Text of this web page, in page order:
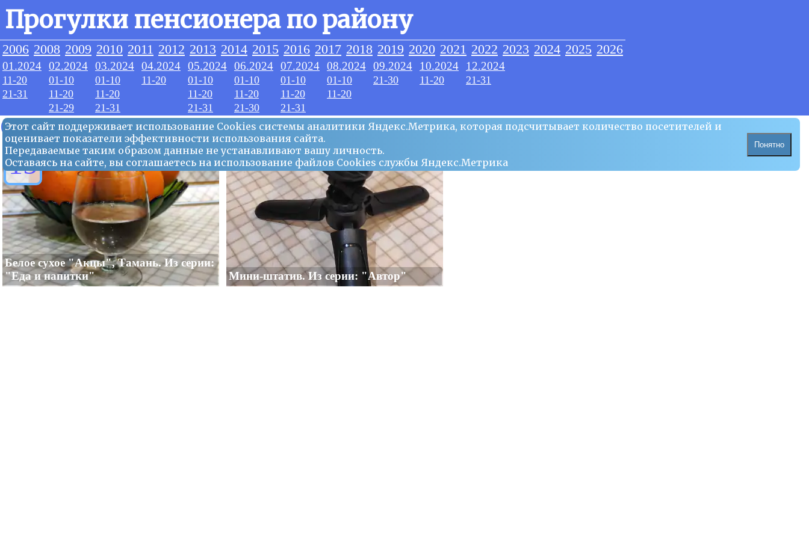
Прогулки пенсионера по району
2006 2008 2009 2010 2011 2012 2013 2014 2015 2016 2017 2018 2019 2020 2021 2022 2023 2024 2025 2026
01.2024
11-20
21-31
02.2024
01-10
11-20
21-29
03.2024
01-10
11-20
21-31
04.2024
11-20
05.2024
01-10
11-20
21-31
06.2024
01-10
11-20
21-30
07.2024
01-10
11-20
21-31
08.2024
01-10
11-20
09.2024
21-30
10.2024
11-20
12.2024
21-31
Этот сайт поддерживает использование Сookies системы аналитики Яндекс.Метрика, которая подсчитывает количество посетителей и
оценивает показатели эффективности использования сайта.
Передаваемые таким образом данные не устанавливают вашу личность.
Оставаясь на сайте, вы соглашаетесь на использование файлов Сookies службы Яндекс.Метрика
Понятно
03.2024
15
Белое сухое "Акцы", Тамань. Из серии:
"Еда и напитки"
Мини-штатив. Из серии: "Автор"